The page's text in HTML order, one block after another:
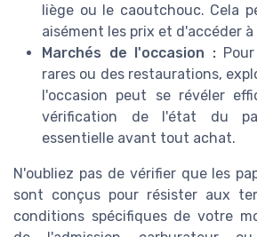
liège ou le caoutchouc. Cela
aisément les prix et d'accéder
Marchés de l'occasion :Pour
rares ou des restaurations,
l'occasion peut se révéler
vérification de l'état du
essentielle avant tout achat.
N'oubliez pas de vérifier que les
sont conçus pour résister aux
conditions spécifiques de votre